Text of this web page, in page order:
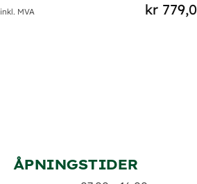
inkl. MVA
kr
ÅPNINGSTIDER